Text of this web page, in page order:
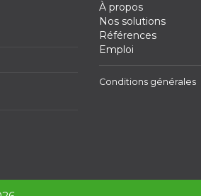
À propos
Nos solutions
Références
Emploi
Conditions générales